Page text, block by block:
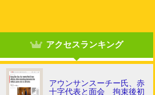
アクセスランキング
アウンサンスーチー氏、赤
十字代表と面会 拘束後初